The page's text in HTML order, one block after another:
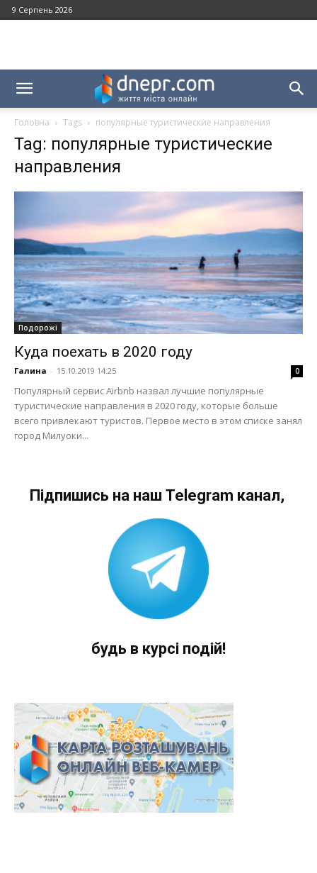
9 Серпень 2026
Головна Tags популярные туристические направления
Tag: популярные туристические
направления
Подорожі
Куда поехать в 2020 году
Галина - 15.10.2019 14:25 0
Популярный сервис Airbnb назвал лучшие популярные
туристические направления в 2020 году, которые больше
всего привлекают туристов. Первое место в этом списке занял
город Милуоки...
Підпишись на наш Telegram канал,
будь в курсі подій!